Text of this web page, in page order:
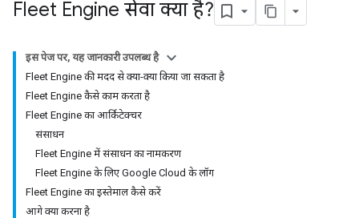
Fleet Engine सेवा क्या है?
इस पेज पर, यह जानकारी उपलब्ध है
Fleet Engine की मदद से क्या-क्या किया जा सकता है
Fleet Engine कैसे काम करता है
Fleet Engine का आर्किटेक्चर
संसाधन
Fleet Engine में संसाधन का नामकरण
Fleet Engine के लिए Google Cloud के लॉग
Fleet Engine का इस्तेमाल कैसे करें
आगे क्या करना है